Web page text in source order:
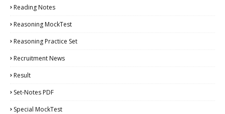
Reading Notes
Reasoning MockTest
Reasoning Practice Set
Recruitment News
Result
Set-Notes PDF
Special MockTest